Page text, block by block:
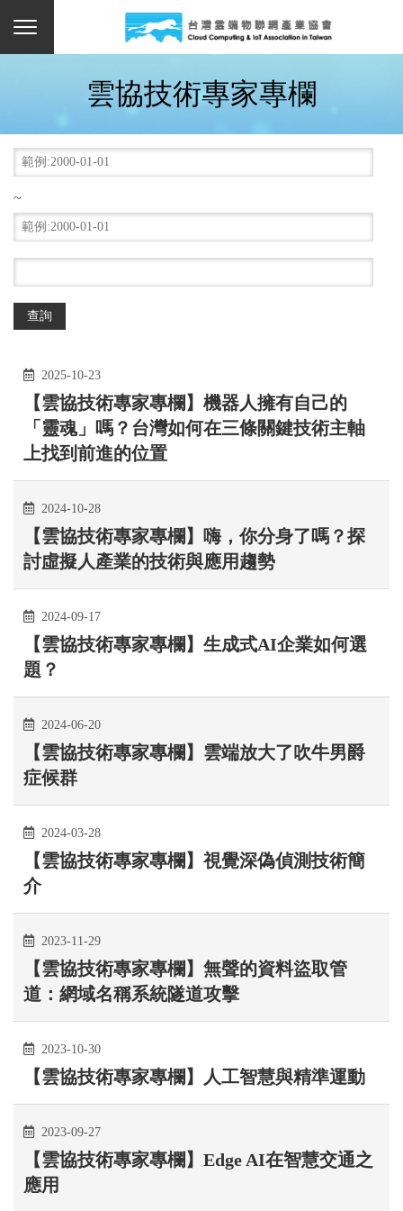
雲協技術專家專欄
~
2025-10-23
【雲協技術專家專欄】機器人擁有自己的
「靈魂」嗎？台灣如何在三條關鍵技術主軸
上找到前進的位置
2024-10-28
【雲協技術專家專欄】嗨，你分身了嗎？探
討虛擬人產業的技術與應用趨勢
2024-09-17
【雲協技術專家專欄】生成式AI企業如何選
題？
2024-06-20
【雲協技術專家專欄】雲端放大了吹牛男爵
症候群
2024-03-28
【雲協技術專家專欄】視覺深偽偵測技術簡
介
2023-11-29
【雲協技術專家專欄】無聲的資料盜取管
道：網域名稱系統隧道攻擊
2023-10-30
【雲協技術專家專欄】人工智慧與精準運動
2023-09-27
【雲協技術專家專欄】Edge AI在智慧交通之
應用